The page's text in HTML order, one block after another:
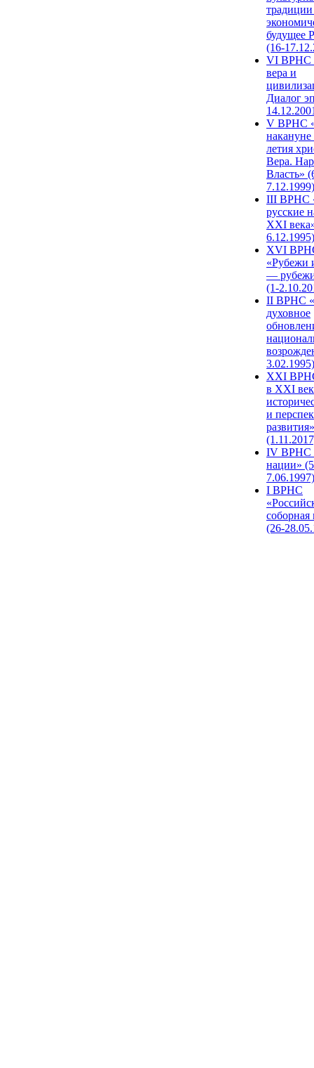
будущее
(16-
VI ВРНС
вера и
Диалог
V ВРНС
накануне
летия
Вера.
Власть»
7.12.1999)
III ВРНС
русские
XXI
6.12.1995)
XVI
«Рубежи
—
(1-
II ВРНС
духовное
3.02.1995)
XХI
в XXI
и
развития»
IV ВРНС
нации»
7.06.1997)
I ВРНС
(26-